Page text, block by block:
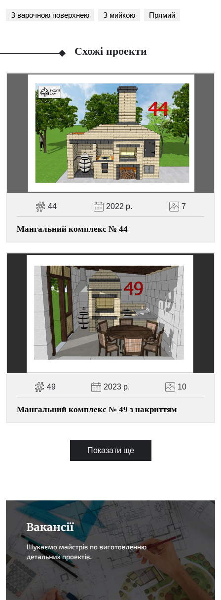
Facebook
ViberTelegramWhatsApp
Pinterest
З варочною поверхнею З мийкою Прямий
Схожі проекти
44 2022 р. 7
Мангальний комплекс № 44
49 2023 р. 10
Мангальний комплекс № 49 з накриттям
Показати ще